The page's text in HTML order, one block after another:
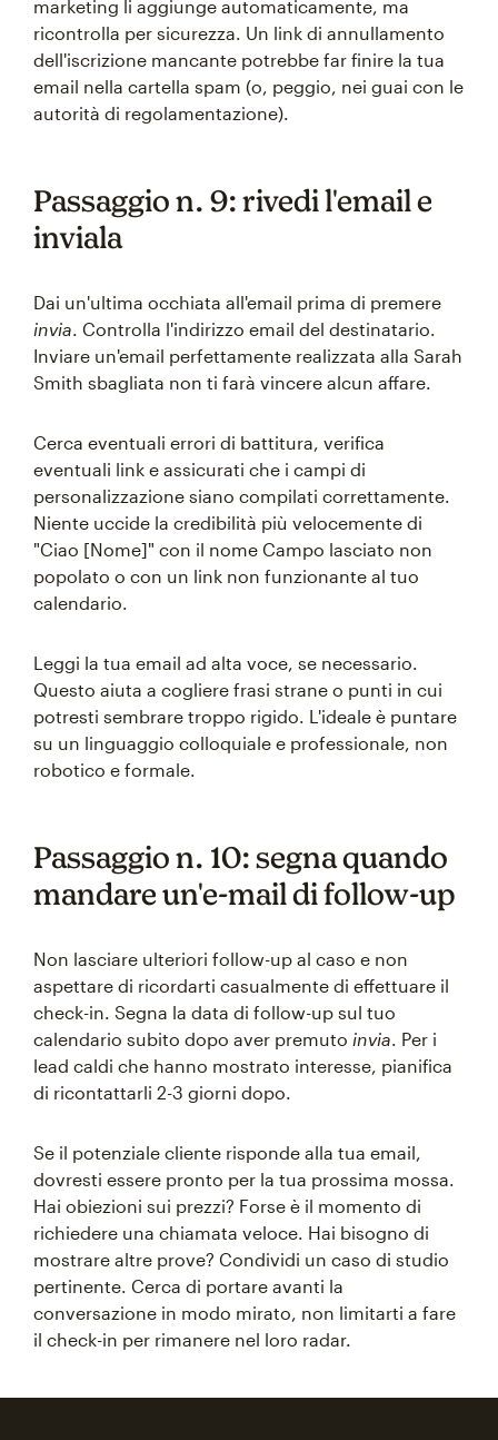
marketing li aggiunge automaticamente, ma
ricontrolla per sicurezza. Un link di annullamento
dell'iscrizione mancante potrebbe far finire la tua
email nella cartella spam (o, peggio, nei guai con le
autorità di regolamentazione).
Passaggio n. 9: rivedi l'email e
inviala
Dai un'ultima occhiata all'email prima di premere
invia. Controlla l'indirizzo email del destinatario.
Inviare un'email perfettamente realizzata alla Sarah
Smith sbagliata non ti farà vincere alcun affare.
Cerca eventuali errori di battitura, verifica
eventuali link e assicurati che i campi di
personalizzazione siano compilati correttamente.
Niente uccide la credibilità più velocemente di
"Ciao [Nome]" con il nome Campo lasciato non
popolato o con un link non funzionante al tuo
calendario.
Leggi la tua email ad alta voce, se necessario.
Questo aiuta a cogliere frasi strane o punti in cui
potresti sembrare troppo rigido. L'ideale è puntare
su un linguaggio colloquiale e professionale, non
robotico e formale.
Passaggio n. 10: segna quando
mandare un'e-mail di follow-up
Non lasciare ulteriori follow-up al caso e non
aspettare di ricordarti casualmente di effettuare il
check-in. Segna la data di follow-up sul tuo
calendario subito dopo aver premuto invia. Per i
lead caldi che hanno mostrato interesse, pianifica
di ricontattarli 2-3 giorni dopo.
Se il potenziale cliente risponde alla tua email,
dovresti essere pronto per la tua prossima mossa.
Hai obiezioni sui prezzi? Forse è il momento di
richiedere una chiamata veloce. Hai bisogno di
mostrare altre prove? Condividi un caso di studio
pertinente. Cerca di portare avanti la
conversazione in modo mirato, non limitarti a fare
il check-in per rimanere nel loro radar.